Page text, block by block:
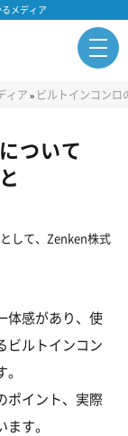
メディア
ィア» ビルトインコン
ついて
して、Zenken株式
体感があり、使
ビルトインコン
ポイント、実際
す。